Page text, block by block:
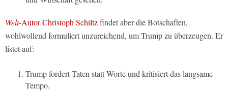
Welt-Autor Christoph Schiltzfindet aber die Botschaften,
wohlwollend formuliert unzureichend, um Trump zu überzeugen. Er
listet auf:
Trump fordert Taten statt Worte und kritisiert das langsame
Tempo.